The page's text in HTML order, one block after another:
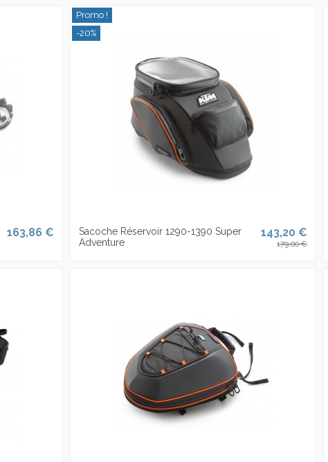
163,86 €
Promo !
-20%
Sacoche Réservoir 1290-1390 Super
Adventure
143,20 €
179,00 €